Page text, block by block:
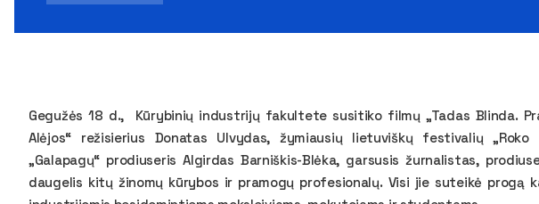
Gegužės 18 d., Kūrybinių industrijų fakultete susitiko filmų „Tadas Blinda.
Alėjos“ režisierius Donatas Ulvydas, žymiausių lietuviškų festivalių
„Galapagų“ prodiuseris Algirdas Barniškis-Blėka, garsusis žurnalistas,
daugelis kitų žinomų kūrybos ir pramogų profesionalų. Visi jie suteikė progą